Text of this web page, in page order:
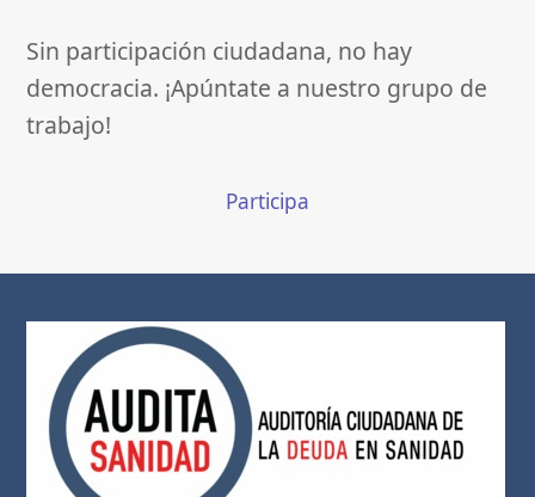
Sin participación ciudadana, no hay
democracia. ¡Apúntate a nuestro grupo de
trabajo!
Participa